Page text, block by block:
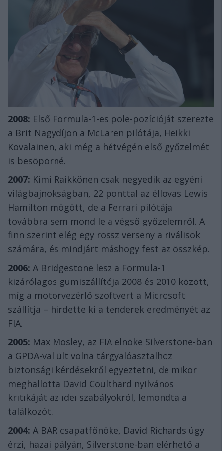
2008: Első Formula-1-es pole-pozícióját szerezte
a Brit Nagydíjon a McLaren pilótája, Heikki
Kovalainen, aki még a hétvégén első győzelmét
is besöpörné.
2007: Kimi Raikkönen csak negyedik az egyéni
világbajnokságban, 22 ponttal az éllovas Lewis
Hamilton mögött, de a Ferrari pilótája
továbbra sem mond le a végső győzelemről. A
finn szerint elég egy rossz verseny a riválisok
számára, és mindjárt máshogy fest az összkép.
2006: A Bridgestone lesz a Formula-1
kizárólagos gumiszállítója 2008 és 2010 között,
míg a motorvezérlő szoftvert a Microsoft
szállítja – hirdette ki a tenderek eredményét az
FIA.
2005: Max Mosley, az FIA elnöke Silverstone-ban
a GPDA-val ült volna tárgyalóasztalhoz
biztonsági kérdésekről egyeztetni, de mikor
meghallotta David Coulthard nyilvános
kritikáját az idei szabályokról, lemondta a
találkozót.
2004: A BAR csapatfőnöke, David Richards úgy
érzi, hazai pályán, Silverstone-ban elérhető a